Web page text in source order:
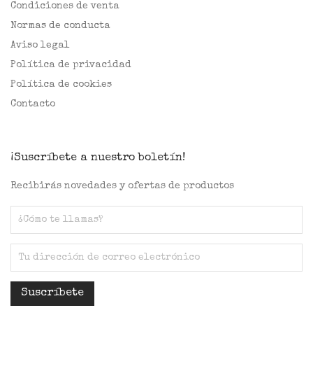
Condiciones de venta
Normas de conducta
Aviso legal
Política de privacidad
Política de cookies
Contacto
¡Suscríbete a nuestro boletín!
Recibirás novedades y ofertas de productos